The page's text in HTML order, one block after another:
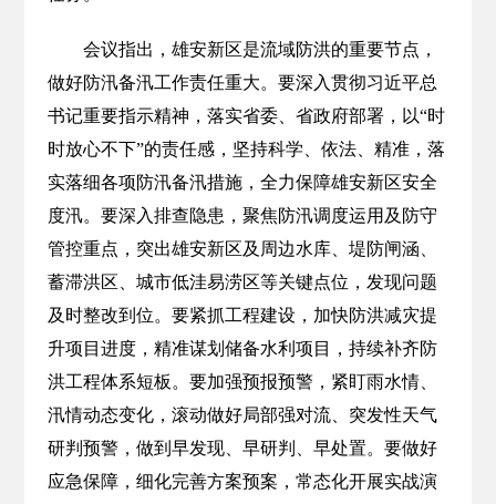
会议指出，雄安新区是流域防洪的重要节点，
做好防汛备汛工作责任重大。要深入贯彻习近平总
书记重要指示精神，落实省委、省政府部署，以“时
时放心不下”的责任感，坚持科学、依法、精准，落
实落细各项防汛备汛措施，全力保障雄安新区安全
度汛。要深入排查隐患，聚焦防汛调度运用及防守
管控重点，突出雄安新区及周边水库、堤防闸涵、
蓄滞洪区、城市低洼易涝区等关键点位，发现问题
及时整改到位。要紧抓工程建设，加快防洪减灾提
升项目进度，精准谋划储备水利项目，持续补齐防
洪工程体系短板。要加强预报预警，紧盯雨水情、
汛情动态变化，滚动做好局部强对流、突发性天气
研判预警，做到早发现、早研判、早处置。要做好
应急保障，细化完善方案预案，常态化开展实战演